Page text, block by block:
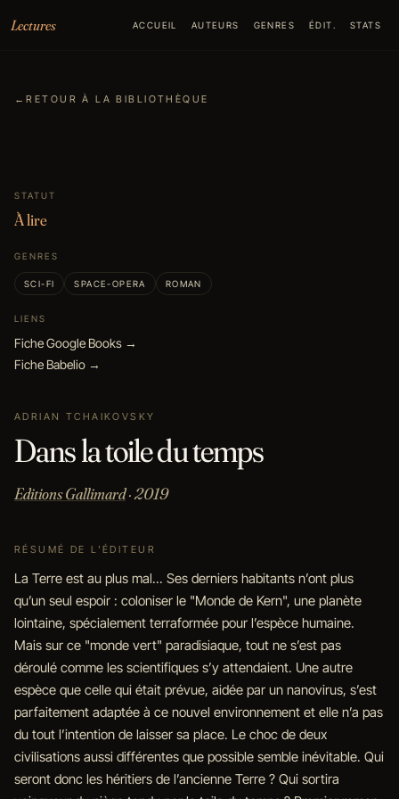
Lectures
ACCUEIL AUTEURS GENRES ÉDIT. STATS
←RETOUR À LA BIBLIOTHÈQUE
STATUT
À lire
GENRES
SCI-FI SPACE-OPERA ROMAN
LIENS
Fiche Google Books →
Fiche Babelio →
ADRIAN TCHAIKOVSKY
Dans la toile du temps
Editions Gallimard· 2019
RÉSUMÉ DE L'ÉDITEUR
La Terre est au plus mal... Ses derniers habitants n’ont plus
qu’un seul espoir : coloniser le "Monde de Kern", une planète
lointaine, spécialement terraformée pour l’espèce humaine.
Mais sur ce "monde vert" paradisiaque, tout ne s’est pas
déroulé comme les scientifiques s’y attendaient. Une autre
espèce que celle qui était prévue, aidée par un nanovirus, s’est
parfaitement adaptée à ce nouvel environnement et elle n’a pas
du tout l’intention de laisser sa place. Le choc de deux
civilisations aussi différentes que possible semble inévitable. Qui
seront donc les héritiers de l’ancienne Terre ? Qui sortira